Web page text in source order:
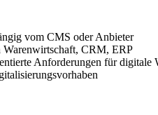
vom CMS oder Anbieter
CRM, ERP
Anforderungen für digitale